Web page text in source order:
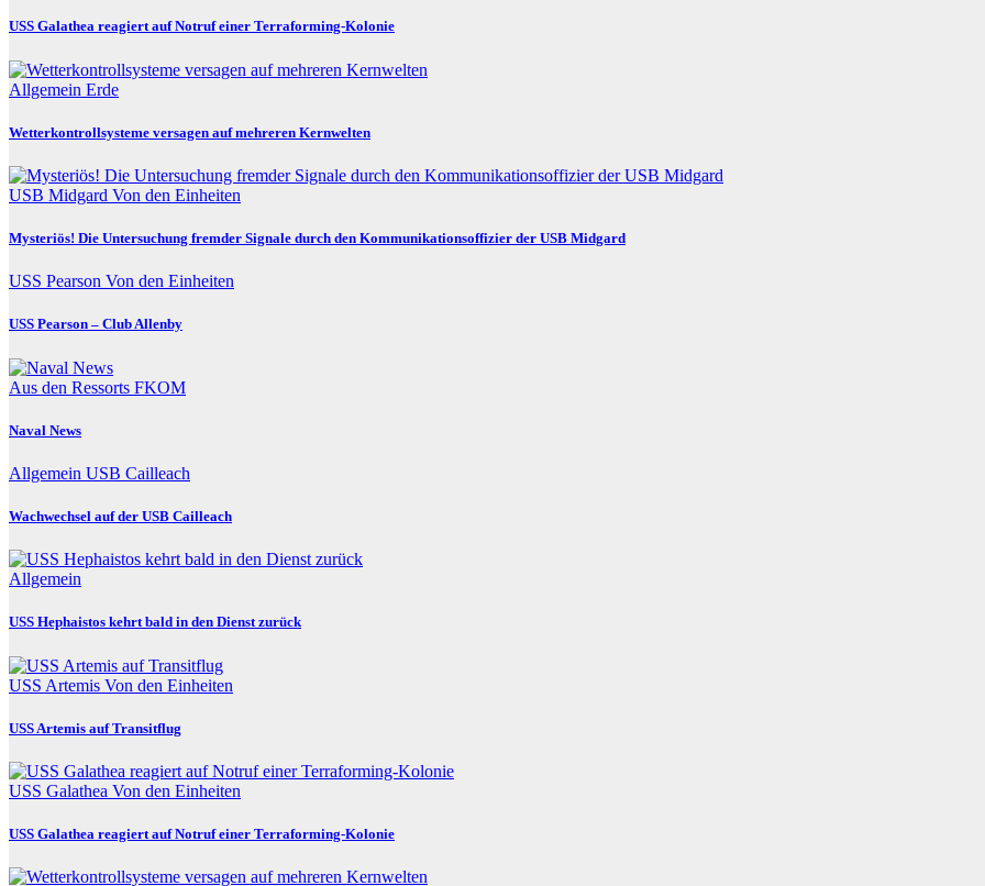
USS Galathea reagiert auf Notruf einer Terraforming-Kolonie
Allgemein Erde
Wetterkontrollsysteme versagen auf mehreren Kernwelten
USB Midgard Von den Einheiten
Mysteriös! Die Untersuchung fremder Signale durch den Kommunikationsoffizier der USB Midgard
USS Pearson Von den Einheiten
USS Pearson – Club Allenby
Aus den Ressorts FKOM
Naval News
Allgemein USB Cailleach
Wachwechsel auf der USB Cailleach
Allgemein
USS Hephaistos kehrt bald in den Dienst zurück
USS Artemis Von den Einheiten
USS Artemis auf Transitflug
USS Galathea Von den Einheiten
USS Galathea reagiert auf Notruf einer Terraforming-Kolonie